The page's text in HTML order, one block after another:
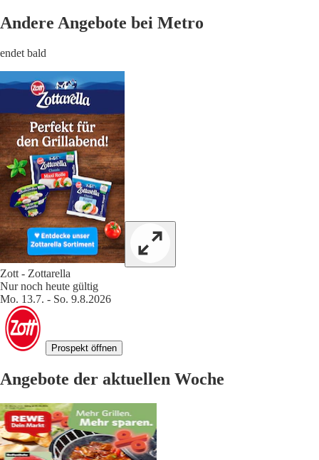
Andere Angebote bei Metro
endet bald
Zott - Zottarella
Nur noch heute gültig
Mo. 13.7. - So. 9.8.2026
Prospekt öffnen
Angebote der aktuellen Woche